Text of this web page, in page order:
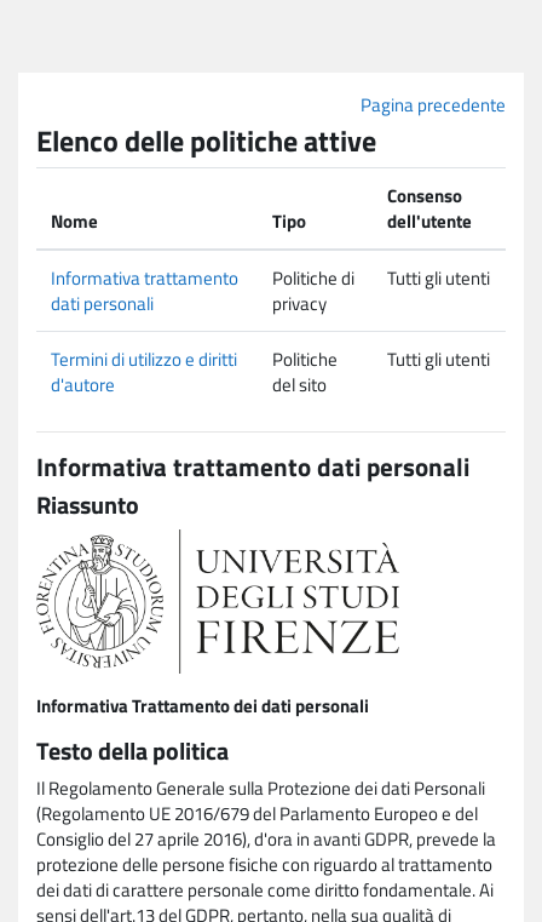
Pagina precedente
Elenco delle politiche attive
Nome Tipo
Consenso
dell'utente
Informativa trattamento
dati personali
Politiche di
privacy
Tutti gli utenti
Termini di utilizzo e diritti
d'autore
Politiche
del sito
Tutti gli utenti
Informativa trattamento dati personali
Riassunto
Informativa Trattamento dei dati personali
Testo della politica
Il Regolamento Generale sulla Protezione dei dati Personali
(Regolamento UE 2016/679 del Parlamento Europeo e del
Consiglio del 27 aprile 2016), d'ora in avanti GDPR, prevede la
protezione delle persone fisiche con riguardo al trattamento
dei dati di carattere personale come diritto fondamentale. Ai
sensi dell'art.13 del GDPR, pertanto, nella sua qualità di